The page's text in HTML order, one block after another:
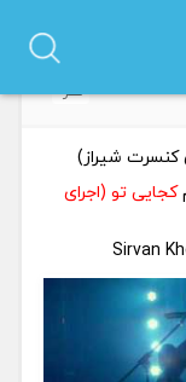
تو
نظر
کنسرت شیراز)
کجایی تو (اجرای
Sirvan